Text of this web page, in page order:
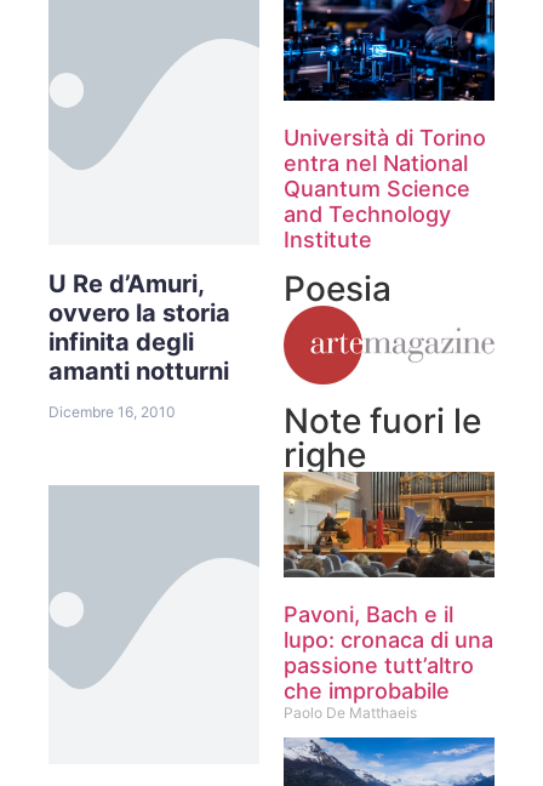
U Re d’Amuri,
ovvero la storia
infinita degli
amanti notturni
Dicembre 16, 2010
Università di Torino
entra nel National
Quantum Science
and Technology
Institute
Poesia
Note fuori le
righe
Pavoni, Bach e il
lupo: cronaca di una
passione tutt’altro
che improbabile
Paolo De Matthaeis